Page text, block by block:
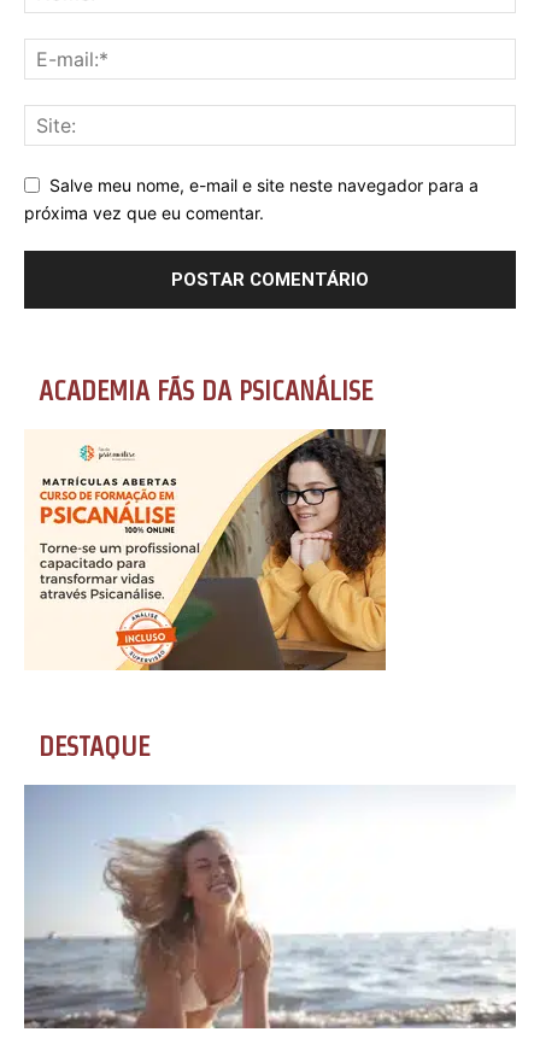
Salve meu nome, e-mail e site neste navegador para a
próxima vez que eu comentar.
ACADEMIA FÃS DA PSICANÁLISE
DESTAQUE